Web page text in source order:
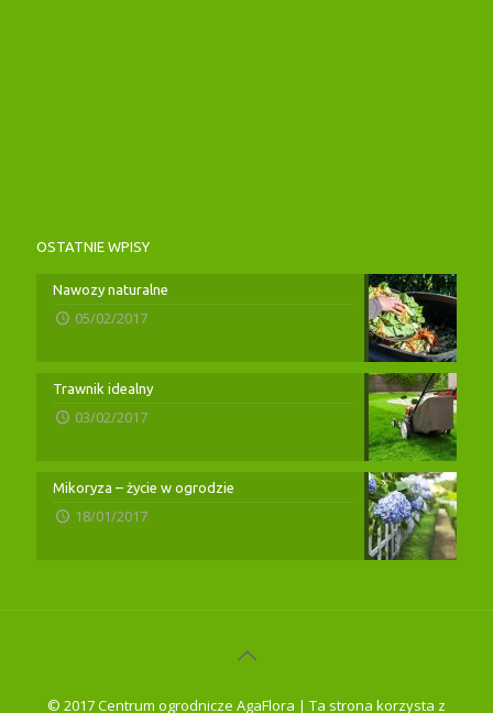
OSTATNIE WPISY
Nawozy naturalne
05/02/2017
Trawnik idealny
03/02/2017
Mikoryza – życie w ogrodzie
18/01/2017
© 2017 Centrum ogrodnicze AgaFlora | Ta strona korzysta z